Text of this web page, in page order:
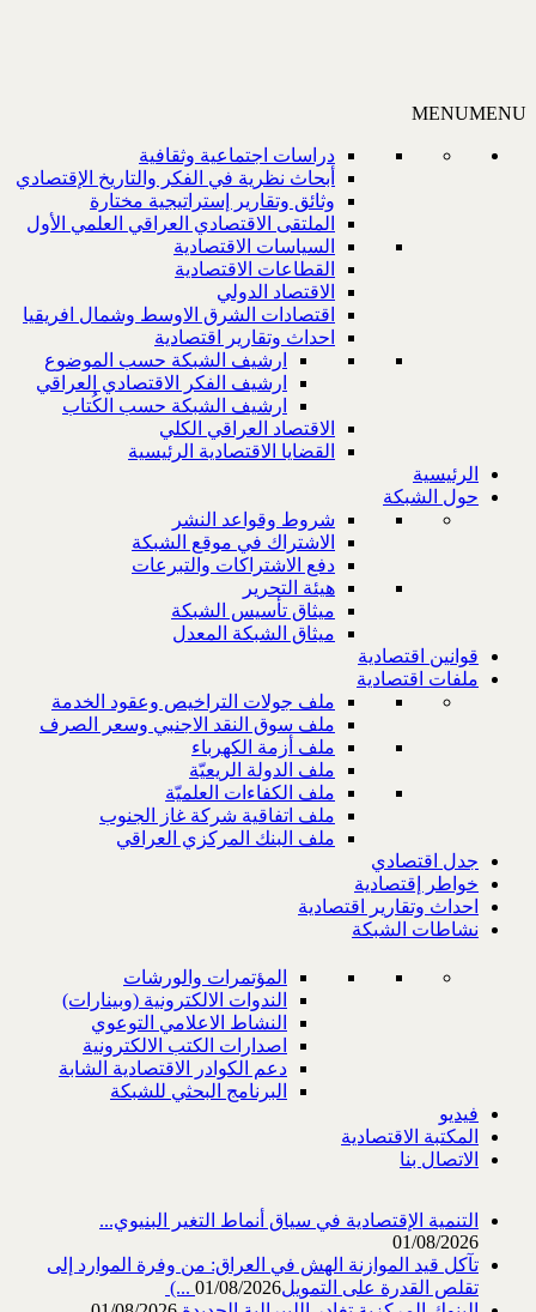
MENUMENU
دراسات اجتماعية وثقافية
أبحاث نظرية في الفكر والتاريخ الإقتصادي
وثائق وتقارير إستراتيجية مختارة
الملتقى الاقتصادي العراقي العلمي الأول
السياسات الاقتصادية
القطاعات الاقتصادية
الاقتصاد الدولي
اقتصادات الشرق الاوسط وشمال افريقيا
احداث وتقارير اقتصادية
ارشيف الشبكة حسب الموضوع
ارشيف الفكر الاقتصادي العراقي
ارشيف الشبكة حسب الكُتاب
الاقتصاد العراقي الكلي
القضايا الاقتصادية الرئيسية
الرئيسية
حول الشبكة
شروط وقواعد النشر
الاشتراك في موقع الشبكة
دفع الاشتراكات والتبرعات
هيئة التحرير
ميثاق تأسيس الشبكة
ميثاق الشبكة المعدل
قوانين اقتصادية
ملفات اقتصادية
ملف جولات التراخيص وعقود الخدمة
ملف سوق النقد الاجنبي وسعر الصرف
ملف أزمة الكهرباء
ملف الدولة الريعيّة
ملف الكفاءات العلميّة
ملف اتفاقية شركة غاز الجنوب
ملف البنك المركزي العراقي
جدل اقتصادي
خواطر إقتصادية
احداث وتقارير اقتصادية
نشاطات الشبكة
المؤتمرات والورشات
الندوات الالكترونية (وبينارات)
النشاط الاعلامي التوعوي
اصدارات الكتب الالكترونية
دعم الكوادر الاقتصادية الشابة
البرنامج البحثي للشبكة
فيديو
المكتبة الاقتصادية
الاتصال بنا
التنمية الإقتصادية في سياق أنماط التغير البنيوي...
01/08/2026
تآكل قيد الموازنة الهش في العراق: من وفرة الموارد إلى
تقلص القدرة على التمويل‎ (...01/08/2026